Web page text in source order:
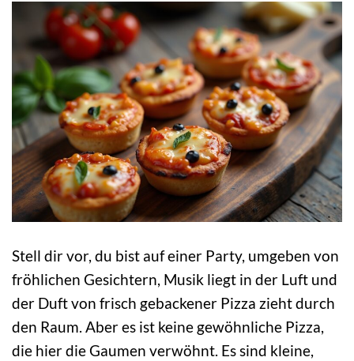
Stell dir vor, du bist auf einer Party, umgeben von
fröhlichen Gesichtern, Musik liegt in der Luft und
der Duft von frisch gebackener Pizza zieht durch
den Raum. Aber es ist keine gewöhnliche Pizza,
die hier die Gaumen verwöhnt. Es sind kleine,